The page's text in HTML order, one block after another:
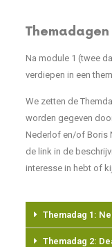
Themadagen
Na module 1 (twee
verdiepen in een
We zetten de
worden gegeven
Nederlof en/of Boris
de link in de
interesse in hebt of
Themadag 1:
Themadag 2: